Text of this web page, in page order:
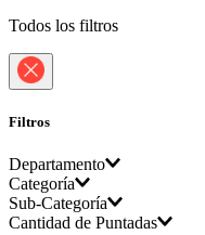
Todos los filtros
Filtros
Departamento
Emprendimiento
Categoría
Máquina de coser
Sub-Categoría
Cantidad de Puntadas